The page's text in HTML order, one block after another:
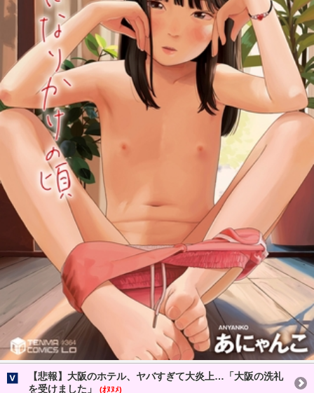
【悲報】大阪のホテル、ヤバすぎて大炎上…「大阪の洗礼
を受けました」
(ｵﾇﾇﾒ)